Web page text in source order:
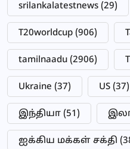
srilankalatestnews (29)
T20worldcup (906)
tamilnaadu (2906)
Ukraine (37) US (37)
இந்தியா (51)
ஐக்கிய மக்கள் சக்தி